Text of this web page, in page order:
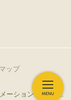
ップ
ーション住宅産業.